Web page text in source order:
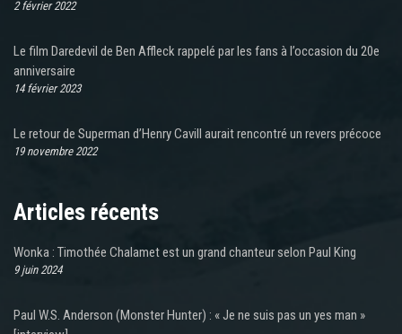
2 février 2022
Le film Daredevil de Ben Affleck rappelé par les fans à l’occasion du 20e
anniversaire
14 février 2023
Le retour de Superman d’Henry Cavill aurait rencontré un revers précoce
19 novembre 2022
Articles récents
Wonka : Timothée Chalamet est un grand chanteur selon Paul King
9 juin 2024
Paul W.S. Anderson (Monster Hunter) : « Je ne suis pas un yes man »